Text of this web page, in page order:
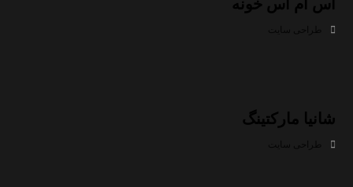
اس ام اس خونه
شانیا مارکتینگ